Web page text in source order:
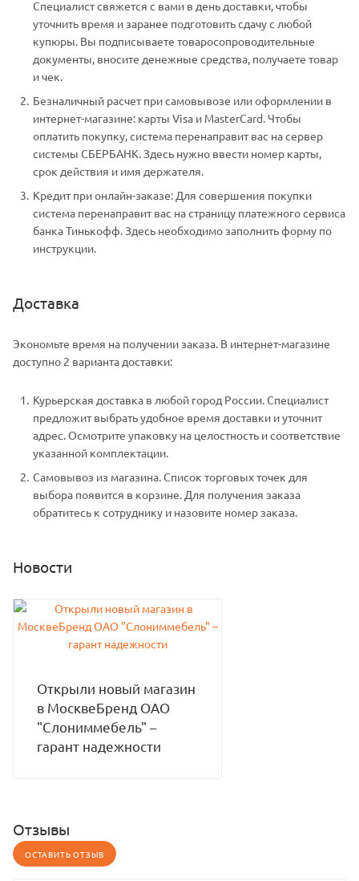
Специалист свяжется с вами в день доставки, чтобы
уточнить время и заранее подготовить сдачу с любой
купюры. Вы подписываете товаросопроводительные
документы, вносите денежные средства, получаете товар
и чек.
Безналичный расчет при самовывозе или оформлении в
интернет-магазине: карты Visa и MasterCard. Чтобы
оплатить покупку, система перенаправит вас на сервер
системы СБЕРБАНК. Здесь нужно ввести номер карты,
срок действия и имя держателя.
Кредит при онлайн-заказе: Для совершения покупки
система перенаправит вас на страницу платежного сервиса
банка Тинькофф. Здесь необходимо заполнить форму по
инструкции.
Доставка
Экономьте время на получении заказа. В интернет-магазине
доступно 2 варианта доставки:
Курьерская доставка в любой город России. Специалист
предложит выбрать удобное время доставки и уточнит
адрес. Осмотрите упаковку на целостность и соответствие
указанной комплектации.
Самовывоз из магазина. Список торговых точек для
выбора появится в корзине. Для получения заказа
обратитесь к сотруднику и назовите номер заказа.
Новости
Открыли новый магазин
в МосквеБренд ОАО
"Слониммебель" –
гарант надежности
Отзывы
ОСТАВИТЬ ОТЗЫВ